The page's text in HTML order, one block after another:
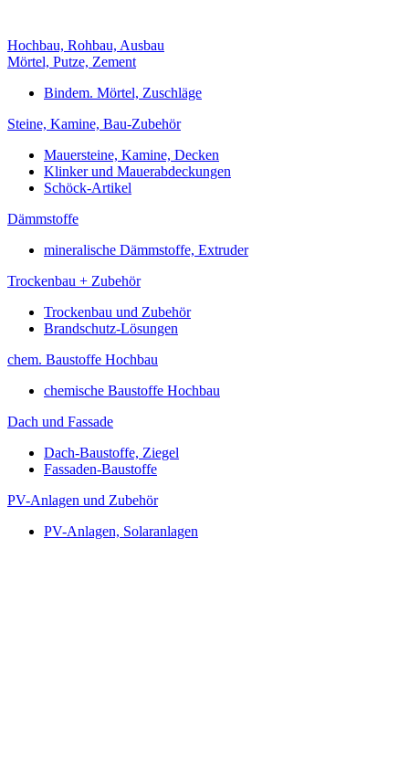
Hochbau, Rohbau, Ausbau
Mörtel, Putze, Zement
Bindem. Mörtel, Zuschläge
Steine, Kamine, Bau-Zubehör
Mauersteine, Kamine, Decken
Klinker und Mauerabdeckungen
Schöck-Artikel
Dämmstoffe
mineralische Dämmstoffe, Extruder
Trockenbau + Zubehör
Trockenbau und Zubehör
Brandschutz-Lösungen
chem. Baustoffe Hochbau
chemische Baustoffe Hochbau
Dach und Fassade
Dach-Baustoffe, Ziegel
Fassaden-Baustoffe
PV-Anlagen und Zubehör
PV-Anlagen, Solaranlagen